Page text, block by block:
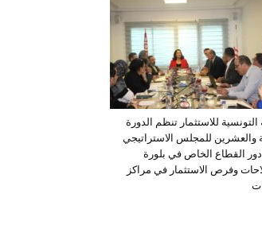
التونسية للاستثمار تنظم الدورة
والعشرين للمجلس الاستراتيجي
القطاع الخاص في بلورة
وفرص الاستثمار في مراكز